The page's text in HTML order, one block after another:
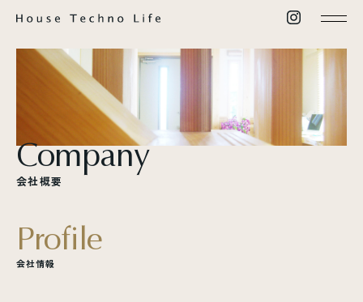
Company
会社概要
Profile
会社情報